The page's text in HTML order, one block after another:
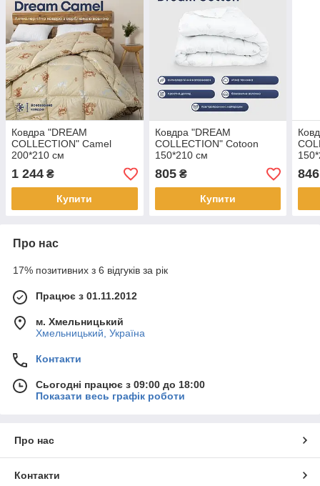
Ковдра "DREAM
COLLECTION" Camel
200*210 см
1 244 ₴
Купити
Ковдра "DREAM
COLLECTION" Cotoon
150*210 см
805₴
Купити
846
Про нас
17% позитивних з 6 відгуків за рік
Працює з 01.11.2012
м. Хмельницький
Хмельницький, Україна
Контакти
Сьогодні працює з 09:00 до 18:00
Показати весь графік роботи
Про нас
Контакти